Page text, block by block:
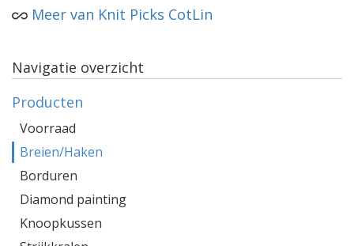
Meer van Knit Picks CotLin
Navigatie overzicht
Producten
Voorraad
Breien/Haken
Borduren
Diamond painting
Knoopkussen